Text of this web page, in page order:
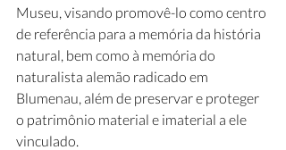
Museu, visando promovê-lo como centro
de referência para a memória da história
natural, bem como à memória do
naturalista alemão radicado em
Blumenau, além de preservar e proteger
o patrimônio material e imaterial a ele
vinculado.